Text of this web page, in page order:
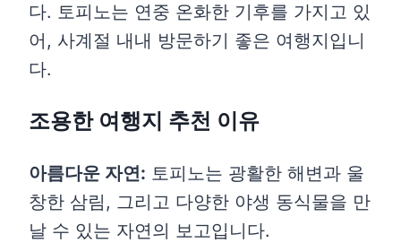
다. 토피노는 연중 온화한 기후를 가지고 있
어, 사계절 내내 방문하기 좋은 여행지입니
다.
조용한 여행지 추천 이유
아름다운 자연: 토피노는 광활한 해변과 울
창한 삼림, 그리고 다양한 야생 동식물을 만
날 수 있는 자연의 보고입니다.